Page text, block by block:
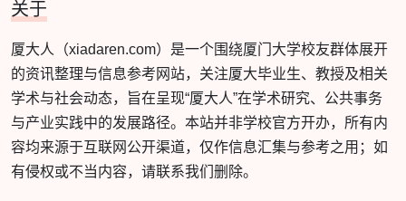
关于
厦大人（xiadaren.com）是一个围绕厦门大学校友群体展开
的资讯整理与信息参考网站，关注厦大毕业生、教授及相关
学术与社会动态，旨在呈现“厦大人”在学术研究、公共事务
与产业实践中的发展路径。本站并非学校官方开办，所有内
容均来源于互联网公开渠道，仅作信息汇集与参考之用；如
有侵权或不当内容，请联系我们删除。